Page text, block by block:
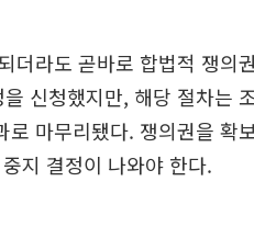
더라도 곧바로 합법적 쟁의
신청했지만, 해당 절차는
로 마무리됐다. 쟁의권을 확
지 결정이 나와야 한다.